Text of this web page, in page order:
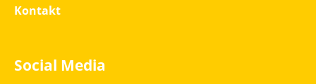
Kontakt
Social Media